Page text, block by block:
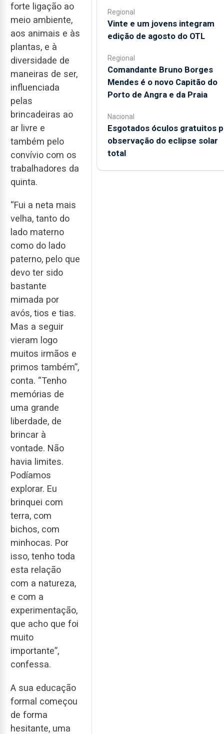
forte ligação ao
meio ambiente,
aos animais e às
plantas, e à
diversidade de
maneiras de ser,
influenciada
pelas
brincadeiras ao
ar livre e
também pelo
convívio com os
trabalhadores da
quinta.
“Fui a neta mais
velha, tanto do
lado materno
como do lado
paterno, pelo que
devo ter sido
bastante
mimada por
avós, tios e tias.
Mas a seguir
vieram logo
muitos irmãos e
primos também”,
conta. “Tenho
memórias de
uma grande
liberdade, de
brincar à
vontade. Não
havia limites.
Podíamos
explorar. Eu
brinquei com
terra, com
bichos, com
minhocas. Por
isso, tenho toda
esta relação
com a natureza,
e com a
experimentação,
que acho que foi
muito
importante”,
confessa.
A sua educação
formal começou
de forma
hesitante, uma
Regional
Vinte e um jovens integram
edição de agosto do OTL
Regional
Comandante Bruno Borges
Mendes é o novo Capitão do
Porto de Angra e da Praia
Nacional
Esgotados óculos gratuitos
observação do eclipse solar
total